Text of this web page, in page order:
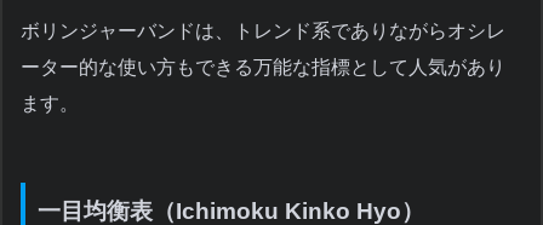
ボリンジャーバンドは、トレンド系でありながらオシレ
ーター的な使い方もできる万能な指標として人気があり
ます。
一目均衡表（Ichimoku Kinko Hyo）